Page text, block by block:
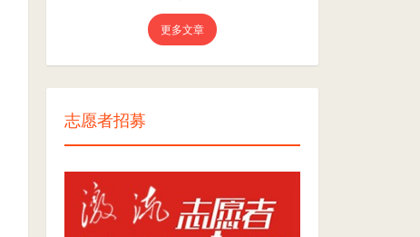
更多文章
志愿者招募